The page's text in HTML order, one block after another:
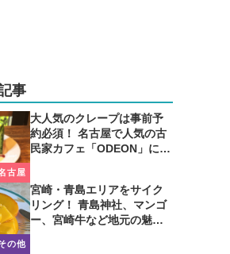
事
古屋
大人気のクレープは事前予
約必須！ 名古屋で人気の古
民家カフェ「ODEON」に行
の他
宮崎・青島エリアをサイク
リング！ 青島神社、マンゴ
ー、宮崎牛など地元の魅力